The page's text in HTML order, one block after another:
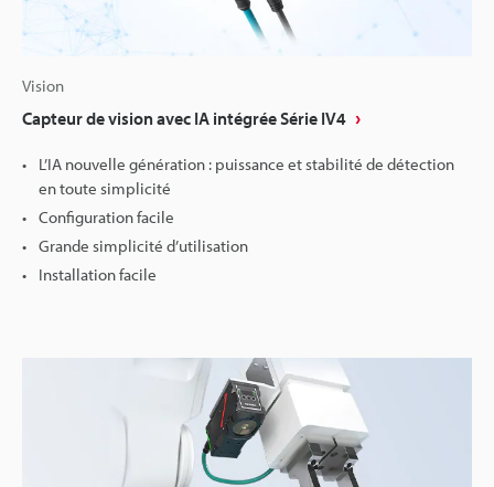
Vision
Capteur de vision avec IA intégrée Série IV4
L’IA nouvelle génération : puissance et stabilité de détection
en toute simplicité
Configuration facile
Grande simplicité d’utilisation
Installation facile